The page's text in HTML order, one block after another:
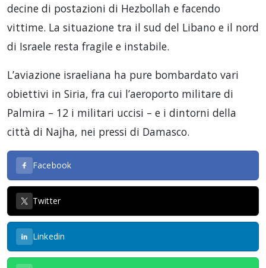
decine di postazioni di Hezbollah e facendo
vittime. La situazione tra il sud del Libano e il nord
di Israele resta fragile e instabile.
L’aviazione israeliana ha pure bombardato vari
obiettivi in Siria, fra cui l’aeroporto militare di
Palmira – 12 i militari uccisi – e i dintorni della
città di Najha, nei pressi di Damasco.
Facebook
Twitter
Linkedin